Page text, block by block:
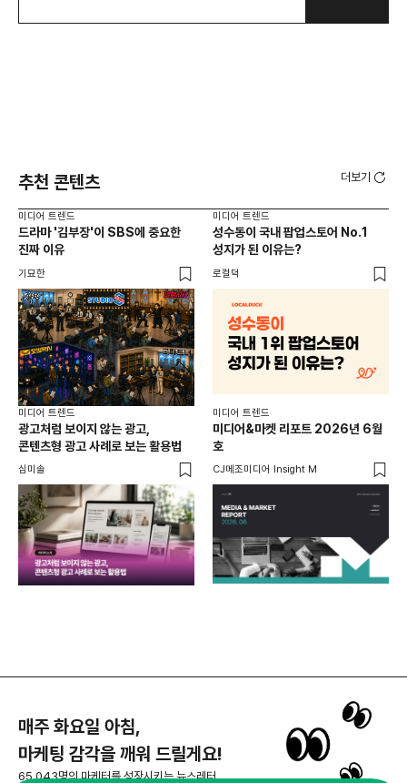
추천 콘텐츠 더보기
미디어 트렌드
드라마 '김부장'이 SBS에 중요한
진짜 이유
기묘한
미디어 트렌드
성수동이 국내 팝업스토어 No.1
성지가 된 이유는?
로컬덕
미디어 트렌드
광고처럼 보이지 않는 광고,
콘텐츠형 광고 사례로 보는 활용법
심미솔
미디어 트렌드
미디어&마켓 리포트 2026년 6월
호
CJ메조미디어 Insight M
매주 화요일 아침,
마케팅 감각을 깨워 드릴게요!